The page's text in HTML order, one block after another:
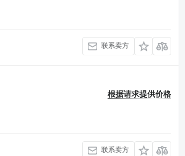
联系卖方
根据请求提供价格
联系卖方